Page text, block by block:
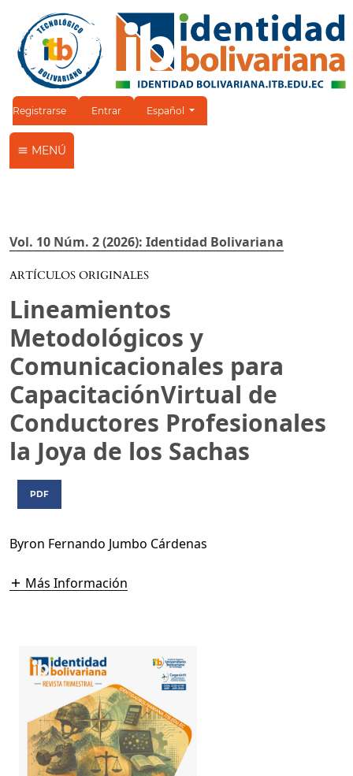
Registrarse Entrar Cambiar el idioma. El idioma actual es:
Español
MENÚ
Vol. 10 Núm. 2 (2026): Identidad Bolivariana
ARTÍCULOS ORIGINALES
Lineamientos
Metodológicos y
Comunicacionales para
CapacitaciónVirtual de
Conductores Profesionales
la Joya de los Sachas
PDF
Byron Fernando Jumbo Cárdenas
Más Información